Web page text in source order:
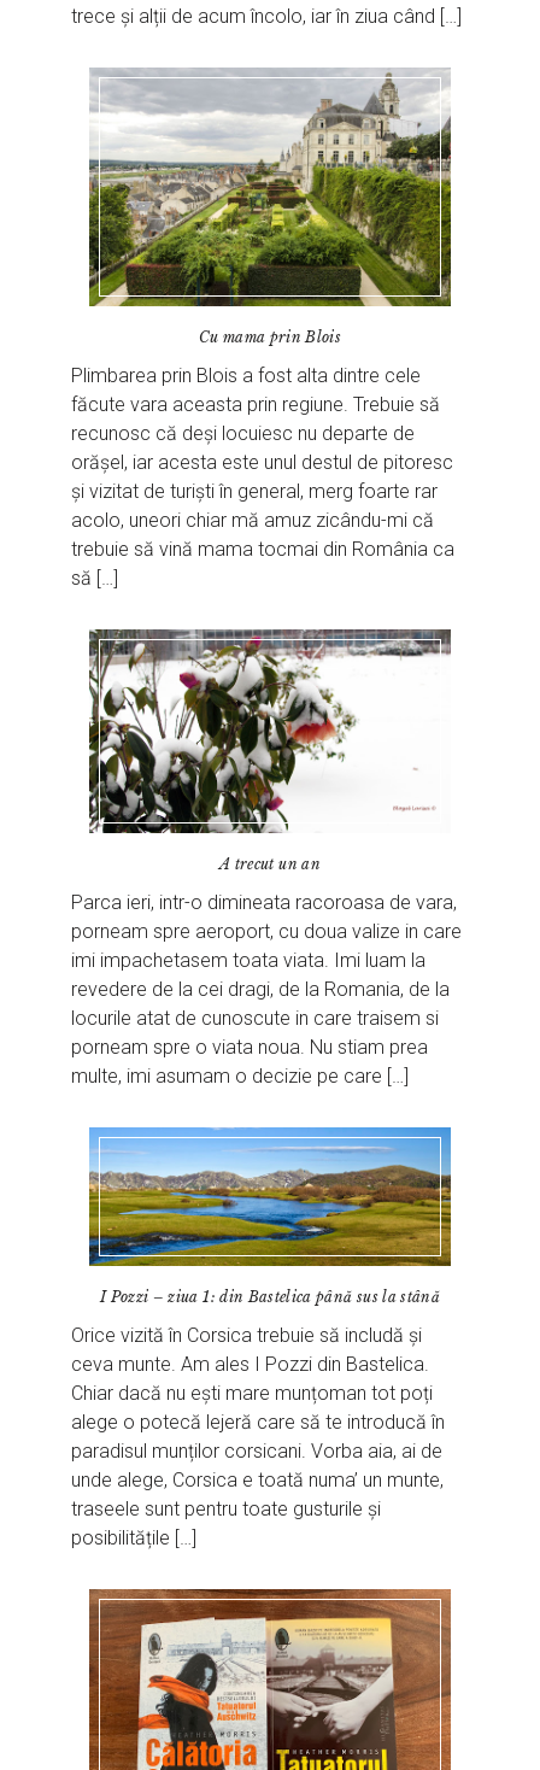
trece și alții de acum încolo, iar în ziua când […]
Cu mama prin Blois
Plimbarea prin Blois a fost alta dintre cele
făcute vara aceasta prin regiune. Trebuie să
recunosc că deși locuiesc nu departe de
orășel, iar acesta este unul destul de pitoresc
și vizitat de turiști în general, merg foarte rar
acolo, uneori chiar mă amuz zicându-mi că
trebuie să vină mama tocmai din România ca
să […]
A trecut un an
Parca ieri, intr-o dimineata racoroasa de vara,
porneam spre aeroport, cu doua valize in care
imi impachetasem toata viata. Imi luam la
revedere de la cei dragi, de la Romania, de la
locurile atat de cunoscute in care traisem si
porneam spre o viata noua. Nu stiam prea
multe, imi asumam o decizie pe care […]
I Pozzi – ziua 1: din Bastelica până sus la stână
Orice vizită în Corsica trebuie să includă și
ceva munte. Am ales I Pozzi din Bastelica.
Chiar dacă nu ești mare munțoman tot poți
alege o potecă lejeră care să te introducă în
paradisul munților corsicani. Vorba aia, ai de
unde alege, Corsica e toată numa’ un munte,
traseele sunt pentru toate gusturile și
posibilitățile […]